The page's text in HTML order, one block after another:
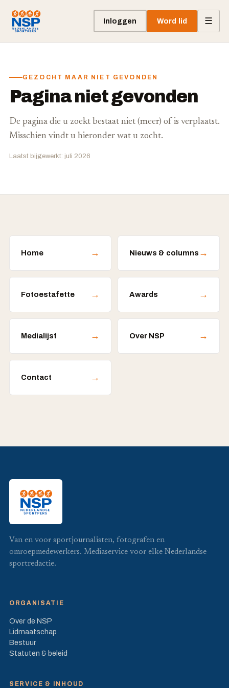
Inloggen Word lid ☰
GEZOCHT MAAR NIET GEVONDEN
Pagina niet gevonden
De pagina die u zoekt bestaat niet (meer) of is verplaatst.
Misschien vindt u hieronder wat u zocht.
Laatst bijgewerkt: juli 2026
Home → Nieuws & columns →
Fotoestafette → Awards →
Medialijst → Over NSP →
Contact →
Van en voor sportjournalisten, fotografen en
omroepmedewerkers. Mediaservice voor elke Nederlandse
sportredactie.
ORGANISATIE
Over de NSP
Lidmaatschap
Bestuur
Statuten & beleid
SERVICE & INHOUD